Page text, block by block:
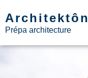
Architektôn
Prépa architecture